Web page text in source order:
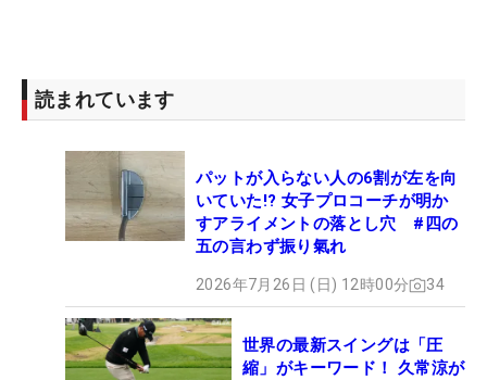
読まれています
パットが入らない人の6割が左を向
いていた!? 女子プロコーチが明か
すアライメントの落とし穴 #四の
五の言わず振り氣れ
2026年7月26日 (日) 12時00分 34
世界の最新スイングは「圧
縮」がキーワード！ 久常涼が